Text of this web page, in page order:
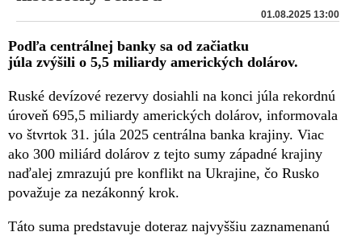
01.08.2025 13:00
Podľa centrálnej banky sa od začiatku
júla zvýšili o 5,5 miliardy amerických dolárov.
Ruské devízové rezervy dosiahli na konci júla rekordnú
úroveň 695,5 miliardy amerických dolárov, informovala
vo štvrtok 31. júla 2025 centrálna banka krajiny. Viac
ako 300 miliárd dolárov z tejto sumy západné krajiny
naďalej zmrazujú pre konflikt na Ukrajine, čo Rusko
považuje za nezákonný krok.
Táto suma predstavuje doteraz najvyššiu zaznamenanú